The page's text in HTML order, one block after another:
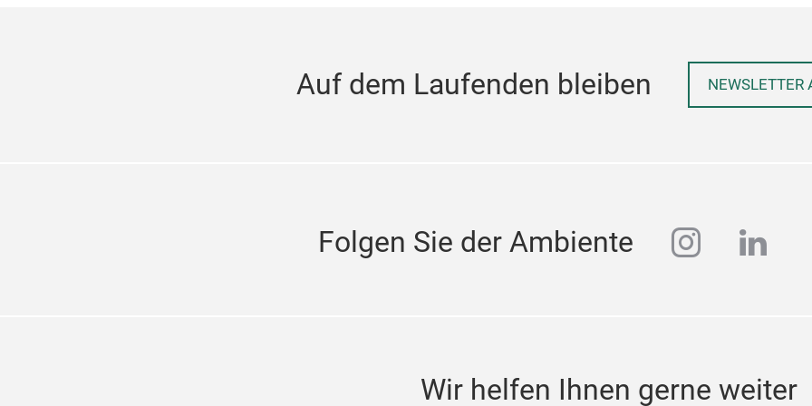
Auf dem Laufenden bleiben NEWSLETTER
Folgen Sie der Ambiente
Wir helfen Ihnen gerne weiter